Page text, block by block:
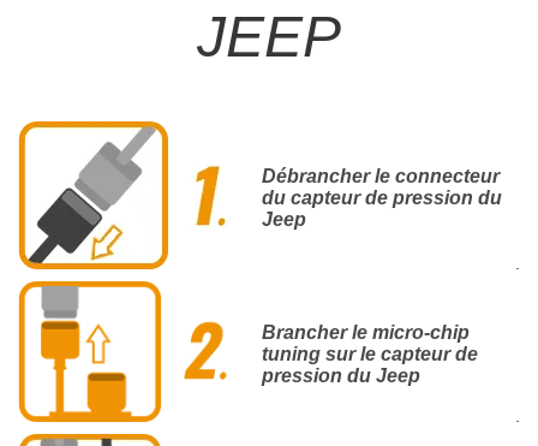
JEEP
Débrancher le connecteur
du capteur de pression du
Jeep
Brancher le micro-chip
tuning sur le capteur de
pression du Jeep